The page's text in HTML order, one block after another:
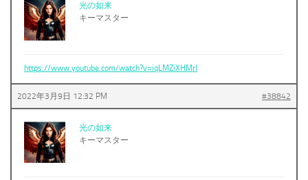
光の如来
キーマスター
https://www.youtube.com/watch?v=iqLMZiXHMrI
2022年3月9日 12:32 PM #38842
光の如来
キーマスター